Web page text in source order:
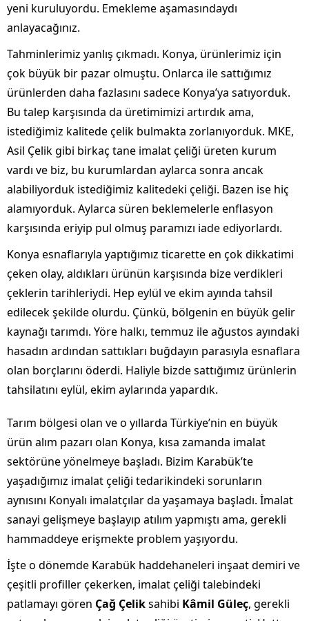
yeni kuruluyordu. Emekleme aşamasındaydı
anlayacağınız.
Tahminlerimiz yanlış çıkmadı. Konya, ürünlerimiz için
çok büyük bir pazar olmuştu. Onlarca ile sattığımız
ürünlerden daha fazlasını sadece Konya’ya satıyorduk.
Bu talep karşısında da üretimimizi artırdık ama,
istediğimiz kalitede çelik bulmakta zorlanıyorduk. MKE,
Asil Çelik gibi birkaç tane imalat çeliği üreten kurum
vardı ve biz, bu kurumlardan aylarca sonra ancak
alabiliyorduk istediğimiz kalitedeki çeliği. Bazen ise hiç
alamıyorduk. Aylarca süren beklemelerle enflasyon
karşısında eriyip pul olmuş paramızı iade ediyorlardı.
Konya esnaflarıyla yaptığımız ticarette en çok dikkatimi
çeken olay, aldıkları ürünün karşısında bize verdikleri
çeklerin tarihleriydi. Hep eylül ve ekim ayında tahsil
edilecek şekilde olurdu. Çünkü, bölgenin en büyük gelir
kaynağı tarımdı. Yöre halkı, temmuz ile ağustos ayındaki
hasadın ardından sattıkları buğdayın parasıyla esnaflara
olan borçlarını öderdi. Haliyle bizde sattığımız ürünlerin
tahsilatını eylül, ekim aylarında yapardık.
Tarım bölgesi olan ve o yıllarda Türkiye’nin en büyük
ürün alım pazarı olan Konya, kısa zamanda imalat
sektörüne yönelmeye başladı. Bizim Karabük’te
yaşadığımız imalat çeliği tedarikindeki sorunların
aynısını Konyalı imalatçılar da yaşamaya başladı. İmalat
sanayi gelişmeye başlayıp atılım yapmıştı ama, gerekli
hammaddeye erişmekte problem yaşıyordu.
İşte o dönemde Karabük haddehaneleri inşaat demiri ve
çeşitli profiller çekerken, imalat çeliği talebindeki
patlamayı gören Çağ Çeliksahibi Kâmil Güleç, gerekli